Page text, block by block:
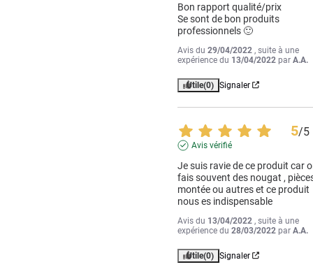
Bon rapport qualité/prix
Se sont de bon produits
professionnels 🙂
Avis du29/04/2022 , suite à une
expérience du 13/04/2022 parA.A.
Utile(0) Signaler
5/5
Avis vérifié
Je suis ravie de ce produit car
fais souvent des nougat ,
montée ou autres et ce produit
nous es indispensable
Avis du 13/04/2022 , suite à une
expérience du28/03/2022 parA.A.
Utile(0) Signaler